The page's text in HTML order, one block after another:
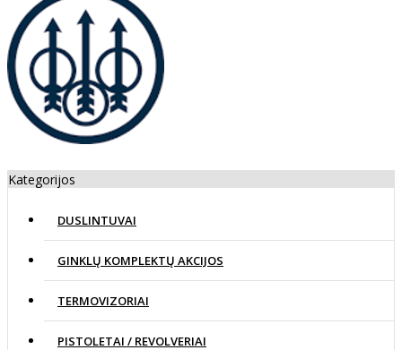
Kategorijos
DUSLINTUVAI
GINKLŲ KOMPLEKTŲ AKCIJOS
TERMOVIZORIAI
PISTOLETAI / REVOLVERIAI